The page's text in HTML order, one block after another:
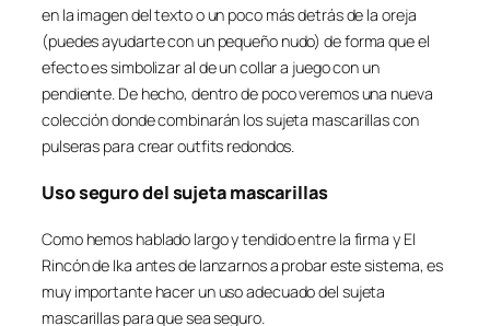
en la imagen del texto o un poco más detrás de la oreja
(puedes ayudarte con un pequeño nudo) de forma que el
efecto es simbolizar al de un collar a juego con un
pendiente. De hecho, dentro de poco veremos una nueva
colección donde combinarán los sujeta mascarillas con
pulseras para crear outfits redondos.
Uso seguro del sujeta mascarillas
Como hemos hablado largo y tendido entre la firma y El
Rincón de Ika antes de lanzarnos a probar este sistema, es
muy importante hacer un uso adecuado del sujeta
mascarillas para que sea seguro.